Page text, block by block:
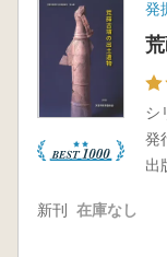
発
シ
発
出
新刊 在庫なし